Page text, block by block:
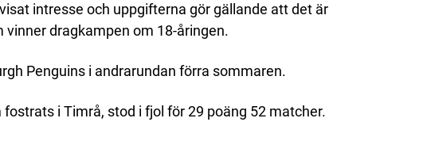
intresse och uppgifterna gör gällande att det är
dragkampen om 18-åringen.
Penguins i andrarundan förra sommaren.
i Timrå, stod i fjol för 29 poäng 52 matcher.